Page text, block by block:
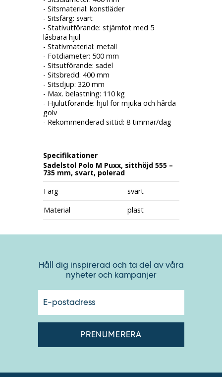
- Sitsmaterial: konstläder
- Sitsfärg: svart
- Stativutförande: stjärnfot med 5
låsbara hjul
- Stativmaterial: metall
- Fotdiameter: 500 mm
- Sitsutförande: sadel
- Sitsbredd: 400 mm
- Sitsdjup: 320 mm
- Max. belastning: 110 kg
- Hjulutförande: hjul för mjuka och hårda
golv
- Rekommenderad sittid: 8 timmar/dag
Specifikationer
Sadelstol Polo M Puxx, sitthöjd 555 –
735 mm, svart, polerad
Färg
svart
Material
plast
Håll dig inspirerad och ta del av våra
nyheter och kampanjer